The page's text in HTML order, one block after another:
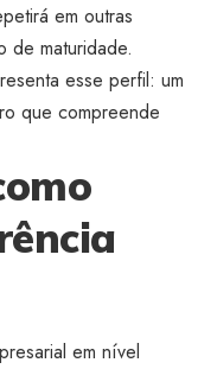
em outras
de maturidade.
esse perfil: um
que compreende
em nível